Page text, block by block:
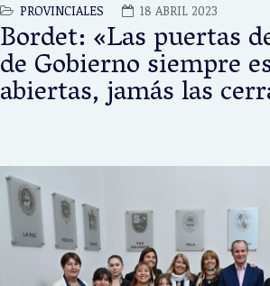
PROVINCIALES 18 ABRIL 2023
Bordet: «Las puertas
de Gobierno siempre
abiertas, jamás las